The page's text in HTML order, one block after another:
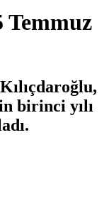
Temmuz
birinci yılı